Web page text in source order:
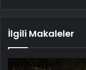
İlgili Makaleler